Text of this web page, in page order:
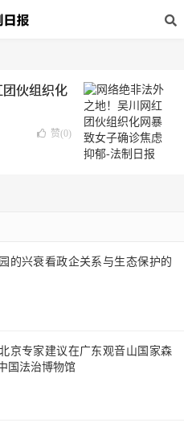
团伙组织化
赞(0)
的兴衰看政企关系与生态保护的
京专家建议在广东观音山国家森
国法治博物馆